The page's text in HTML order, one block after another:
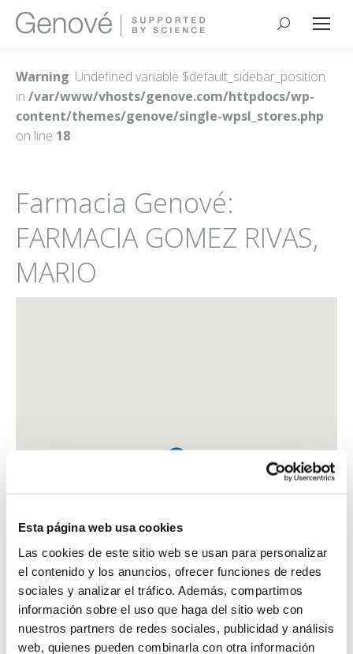
Esta página web usa cookies
Las cookies de este sitio web se usan para personalizar
el contenido y los anuncios, ofrecer funciones de redes
sociales y analizar el tráfico. Además, compartimos
información sobre el uso que haga del sitio web con
nuestros partners de redes sociales, publicidad y análisis
web, quienes pueden combinarla con otra información
Buscar:
Warning: Undefined variable $default_sidebar_position
in /var/www/vhosts/genove.com/httpdocs/wp-
content/themes/genove/single-wpsl_stores.php
on line 18
Farmacia Genové:
FARMACIA GOMEZ RIVAS,
MARIO